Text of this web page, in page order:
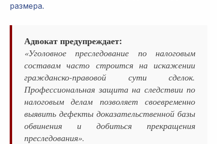
размера.
Адвокат предупреждает:
«Уголовное преследование по налоговым
составам часто строится на искажении
гражданско-правовой сути сделок.
Профессиональная защита на следствии по
налоговым делам позволяет своевременно
выявить дефекты доказательственной базы
обвинения и добиться прекращения
преследования».